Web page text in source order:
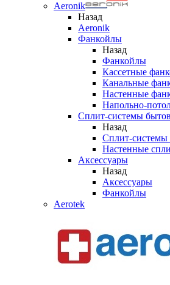
Aeronik
Назад
Aeronik
Фанкойлы
Назад
Фанкойлы
Кассетные
Канальные
Настенные
Напольно-
Сплит-системы
Назад
Сплит-
Настенные
Аксессуары
Назад
Аксессуары
Фанкойлы
Aerotek